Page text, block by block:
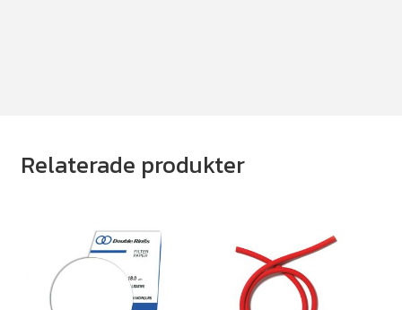
Relaterade produkter